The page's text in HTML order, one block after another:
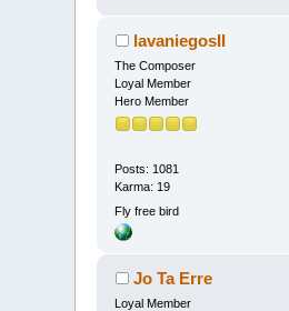
lavaniegosII
The Composer
Loyal Member
Hero Member
Posts: 1081
Karma: 19
Fly free bird
Jo Ta Erre
Loyal Member